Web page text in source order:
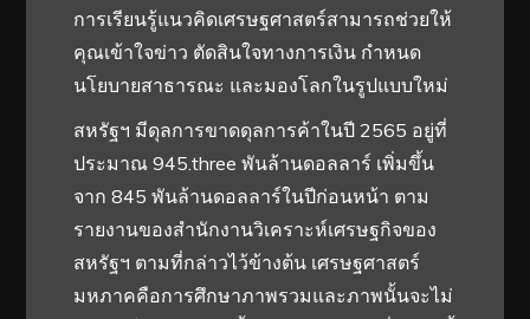
การเรียนรู้แนวคิดเศรษฐศาสตร์สามารถช่วยให้
คุณเข้าใจข่าว ตัดสินใจทางการเงิน กำหนด
นโยบายสาธารณะ และมองโลกในรูปแบบใหม่
สหรัฐฯ มีดุลการขาดดุลการค้าในปี 2565 อยู่ที่
ประมาณ 945.three พันล้านดอลลาร์ เพิ่มขึ้น
จาก 845 พันล้านดอลลาร์ในปีก่อนหน้า ตาม
รายงานของสำนักงานวิเคราะห์เศรษฐกิจของ
สหรัฐฯ ตามที่กล่าวไว้ข้างต้น เศรษฐศาสตร์
มหภาคคือการศึกษาภาพรวมและภาพนั้นจะไม่